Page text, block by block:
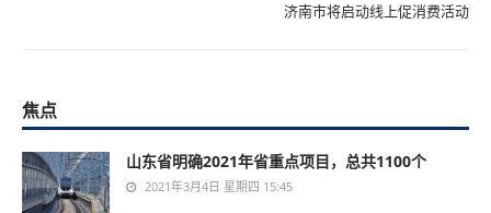
济南市将启动线上促消费活动
焦点
山东省明确2021年省重点项目，总共1100个
2021年3月4日 星期四 15:45